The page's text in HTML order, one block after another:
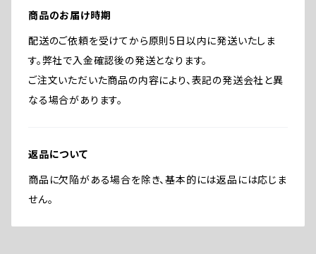
商品のお届け時期
配送のご依頼を受けてから原則5日以内に発送いたしま
す。弊社で入金確認後の発送となります。
ご注文いただいた商品の内容により、表記の発送会社と異
なる場合があります。
返品について
商品に欠陥がある場合を除き、基本的には返品には応じま
せん。